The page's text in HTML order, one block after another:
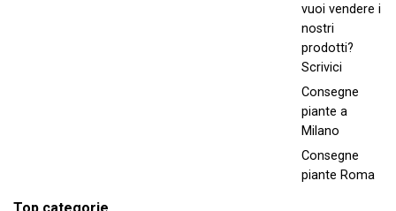
vuoi vendere i
nostri
prodotti?
Scrivici
Consegne
piante a
Milano
Consegne
piante Roma